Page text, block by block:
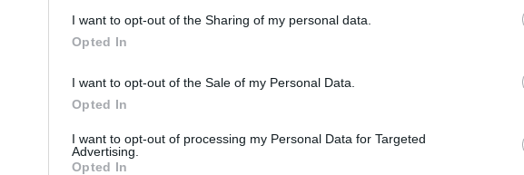
I want to opt-out of the Sharing of my personal data.
Opted In
I want to opt-out of the Sale of my Personal Data.
Opted In
I want to opt-out of processing my Personal Data for Targeted
Advertising.
Opted In
Via Alessandro Manzoni 22 Pisa
L'Hotel Astor è situato nel cuore di Pisa tra la Stazione Centrale e
Italia, via principale dello shopping cittadino. Recentemente